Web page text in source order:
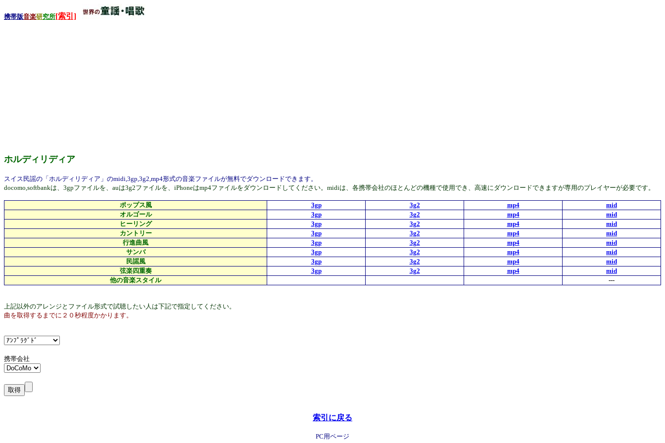
携帯版音楽研究所[索引]
ホルディリディア
スイス民謡の「ホルディリディア」のmidi,3gp,3g2,mp4形式の音楽ファイルが無料でダウンロードできます。
docomo,softbankは、3gpファイルを、auは3g2ファイルを、iPhoneはmp4ファイルをダウンロードしてください。midiは、各携帯会社のほとんどの機種で使用でき、高速にダウンロードできますが専用のプレイヤーが必要です。
ポップス風 3gp 3g2 mp4
mid
オルゴール
3gp 3g2 mp4
mid
ヒーリング
3gp 3g2 mp4
mid
カントリー
3gp 3g2 mp4
mid
行進曲風
3gp 3g2 mp4
mid
サンバ
3gp 3g2 mp4
mid
民謡風
3gp 3g2 mp4
mid
弦楽四重奏
3gp 3g2 mp4
mid
他の音楽スタイル
---
上記以外のアレンジとファイル形式で試聴したい人は下記で指定してください。
曲を取得するまでに２０秒程度かかります。
携帯会社
索引に戻る
PC用ページ